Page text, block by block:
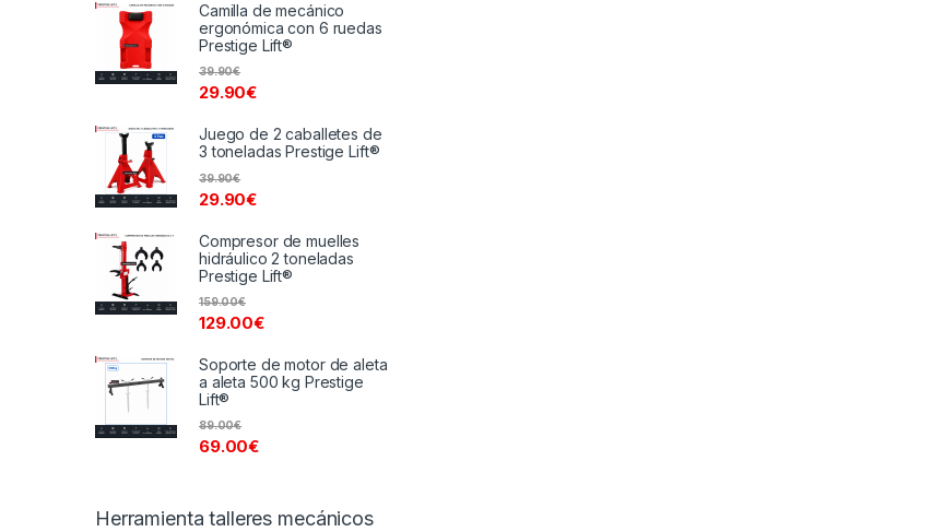
Camilla de mecánico
ergonómica con 6 ruedas
Prestige Lift®
29.90€
39.90€
Juego de 2 caballetes de
3 toneladas Prestige Lift®
29.90€
39.90€
Compresor de muelles
hidráulico 2 toneladas
Prestige Lift®
129.00€
159.00€
Soporte de motor de aleta
a aleta 500 kg Prestige
Lift®
69.00€
89.00€
Herramienta talleres mecánicos